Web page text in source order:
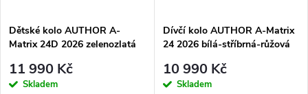
Dětské kolo AUTHOR A-
Matrix 24D 2026 zelenozlatá
11 990 Kč
Skladem
Dívčí kolo AUTHOR A-Matrix
24 2026 bílá-stříbrná-růžová
10 990 Kč
Skladem